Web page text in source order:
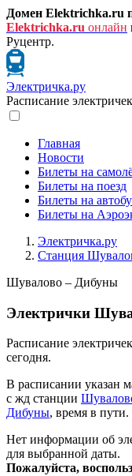
Домен Elektrichka.ru
Elektrichka.ru онлайн
Руцентр.
Электричка.ру
Расписание
Главная
Новости
Билеты на
Билеты на поезд
Билеты на
Билеты на
Электричка.ру
Станция
Шувалово – Дибуны
Электрички
Расписание
сегодня.
В расписании указан
с жд станции
Дибуны, время в пути.
Нет информации об
для выбранной даты.
Пожалуйста,